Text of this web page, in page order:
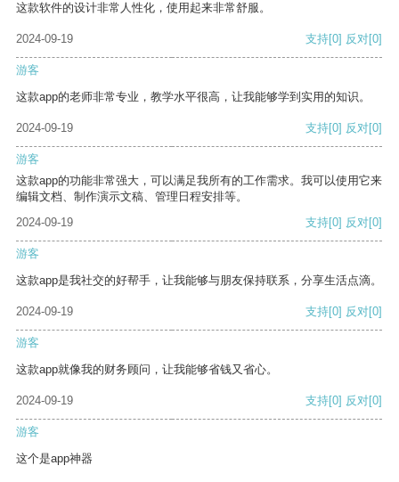
这款软件的设计非常人性化，使用起来非常舒服。
2024-09-19 支持[0] 反对[0]
游客
这款app的老师非常专业，教学水平很高，让我能够学到实用的知识。
2024-09-19 支持[0] 反对[0]
游客
这款app的功能非常强大，可以满足我所有的工作需求。我可以使用它来
编辑文档、制作演示文稿、管理日程安排等。
2024-09-19
支持[0] 反对[0]
游客
这款app是我社交的好帮手，让我能够与朋友保持联系，分享生活点滴。
2024-09-19 支持[0] 反对[0]
游客
这款app就像我的财务顾问，让我能够省钱又省心。
2024-09-19 支持[0] 反对[0]
游客
这个是app神器